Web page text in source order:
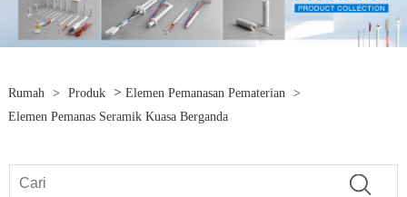
Rumah > Produk > Elemen Pemanasan Pematerian
>
Elemen Pemanas Seramik Kuasa Berganda